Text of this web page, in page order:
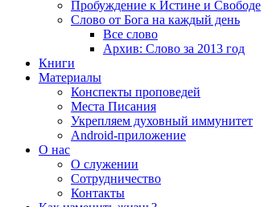
Пробуждение к Истине и Свободе
Слово от Бога на каждый день
Все слово
Архив: Слово за 2013 год
Книги
Материалы
Конспекты проповедей
Места Писания
Укрепляем духовный иммунитет
Android-приложение
О нас
О служении
Сотрудничество
Контакты